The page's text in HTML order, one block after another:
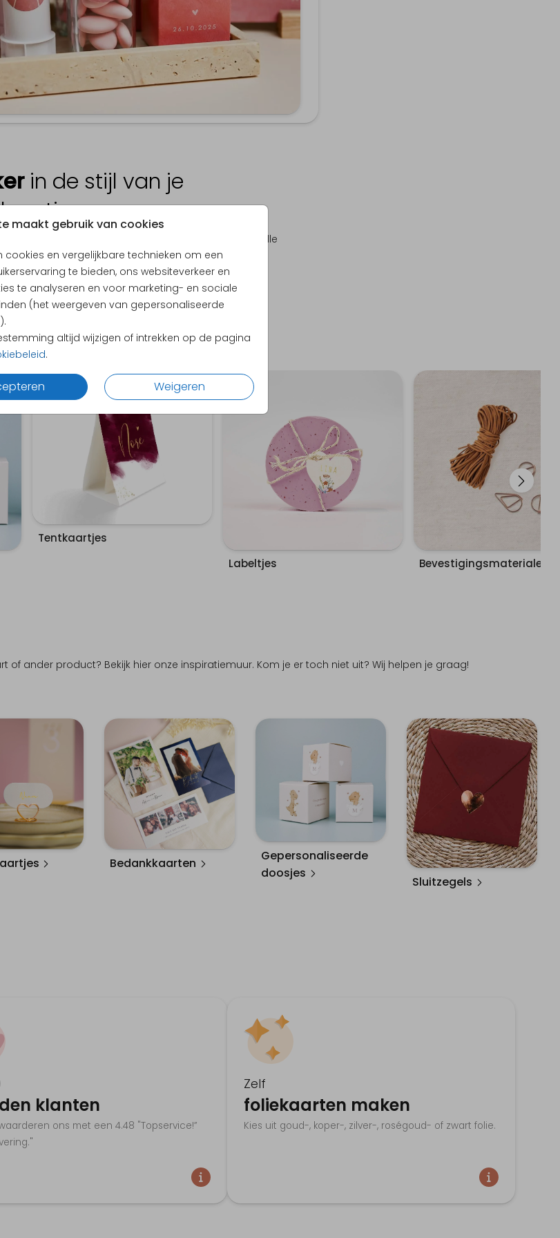
maakt gebruik van cookies
cookies en vergelijkbare technieken om een
te bieden, ons websiteverkeer en
te analyseren en voor marketing- en sociale
(het weergeven van gepersonaliseerde
altijd wijzigen of intrekken op de pagina
.
Weigeren
in de stijl van je
snoepjes, droogbloemen of zeepjes op een stijlvolle
bij de sfeer van je geboortekaartje.
collectie
Tentkaartjes
Labeltjes
Bevestigingsmaterialen
ander product? Bekijk hier onze inspiratiemuur. Kom je er toch niet uit? Wij helpen je graag!
Bedankkaarten
Gepersonaliseerde
doosjes
Sluitzegels
klanten
ons met een 4.48 "Topservice!”
Zelf
foliekaarten maken
Kies uit goud-, koper-, zilver-, roségoud- of zwart folie.